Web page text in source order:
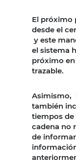
El próximo
desde el
y este
el sistema
próximo
trazable.
Asimismo,
también
tiempos de
cadena no
de